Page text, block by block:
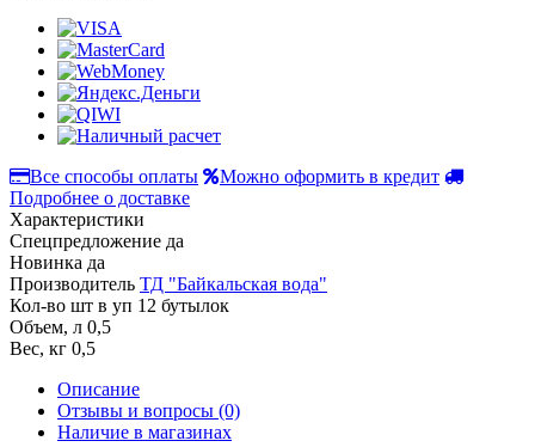
Все способы оплаты
Можно оформить в кредит
Подробнее о доставке
Характеристики
Спецпредложение да
Новинка да
Производитель ТД "Байкальская вода"
Кол-во шт в уп 12 бутылок
Объем, л 0,5
Вес, кг 0,5
Описание
Отзывы и вопросы (0)
Наличие в магазинах